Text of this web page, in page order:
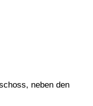
neben den